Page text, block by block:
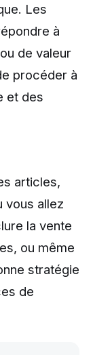
Les
à
de valeur
procéder à
et des
articles,
vous allez
la vente
ou même
stratégie
de